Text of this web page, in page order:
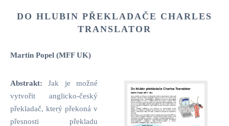
DO HLUBIN PŘEKLADAČE CHARLES
TRANSLATOR
Martin Popel (MFF UK)
Abstrakt: Jak je možné
vytvořit anglicko-český
překladač, který překoná v
přesnosti překladu